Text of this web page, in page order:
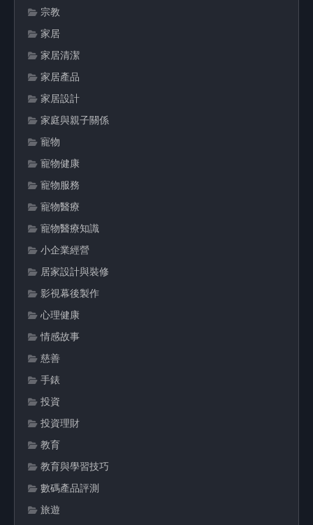
宗教
家居
家居清潔
家居產品
家居設計
家庭與親子關係
寵物
寵物健康
寵物服務
寵物醫療
寵物醫療知識
小企業經營
居家設計與裝修
影視幕後製作
心理健康
情感故事
慈善
手錶
投資
投資理財
教育
教育與學習技巧
數碼產品評測
旅遊